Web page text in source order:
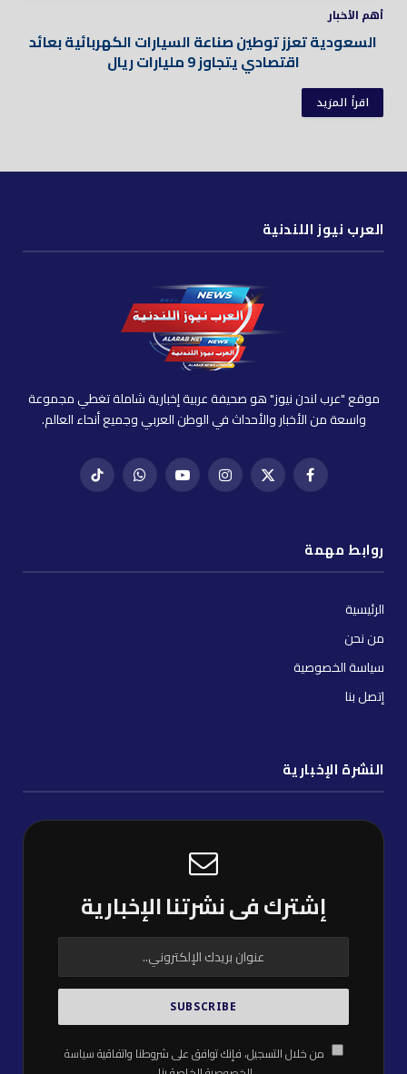
أهم الأخبار
السعودية تعزز توطين صناعة السيارات الكهربائية بعائد
اقتصادي يتجاوز 9 مليارات ريال
اقرأ المزيد
العرب نيوز اللندنية
موقع "عرب لندن نيوز" هو صحيفة عربية إخبارية شاملة تغطي مجموعة
واسعة من الأخبار والأحداث في الوطن العربي وجميع أنحاء العالم.
فيسبوكX
إنستغراميوتيوب واتساب تيك
روابط مهمة
الرئيسية
من نحن
سياسة الخصوصية
إتصل بنا
النشرة الإخبارية
إشترك فى نشرتنا الإخبارية
من خلال التسجيل، فإنك توافق على شروطنا واتفاقيةسياسة